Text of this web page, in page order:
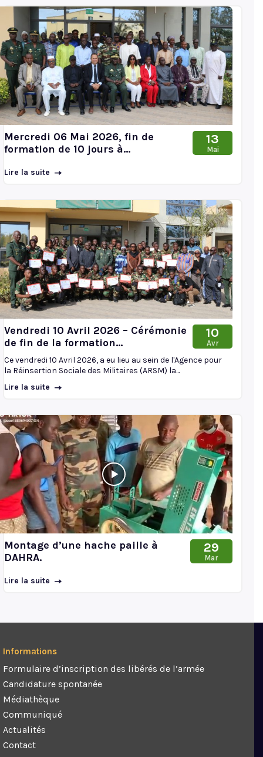
Mercredi 06 Mai 2026, fin de
formation de 10 jours à...
13
Mai
Lire la suite
Vendredi 10 Avril 2026 – Cérémonie
de fin de la formation...
10
Avr
Ce vendredi 10 Avril 2026, a eu lieu au sein de l'Agence pour
la Réinsertion Sociale des Militaires (ARSM) la...
Lire la suite
Montage d’une hache paille à
DAHRA.
29
Mar
Lire la suite
Informations
Formulaire d’inscription des libérés de l’armée
Candidature spontanée
Médiathèque
Communiqué
Actualités
Contact